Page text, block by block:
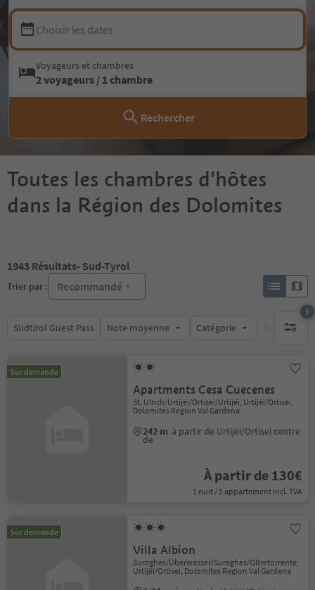
Choisir les dates
Voyageurs et chambres
2 voyageurs / 1 chambre
Rechercher
Toutes les chambres d'hôtes
dans la Région des Dolomites
1943 Résultats- Sud-Tyrol
Trier par : Recommandé
Südtirol Guest Pass Note moyenne Catégorie Options de
1
1 filtre
Sur demande
Apartments Cesa Cuecenes
St. Ulrich/Urtijëi/Ortisei/Urtijëi, Urtijëi/Ortisei,
Dolomites Region Val Gardena
242 m à partir de Urtijëi/Ortisei centre
de
À partir de 130€
1 nuit / 1 appartement incl. TVA
Sur demande
Villa Albion
Sureghes/Überwasser/Sureghes/Oltretorrente,
Urtijëi/Ortisei, Dolomites Region Val Gardena